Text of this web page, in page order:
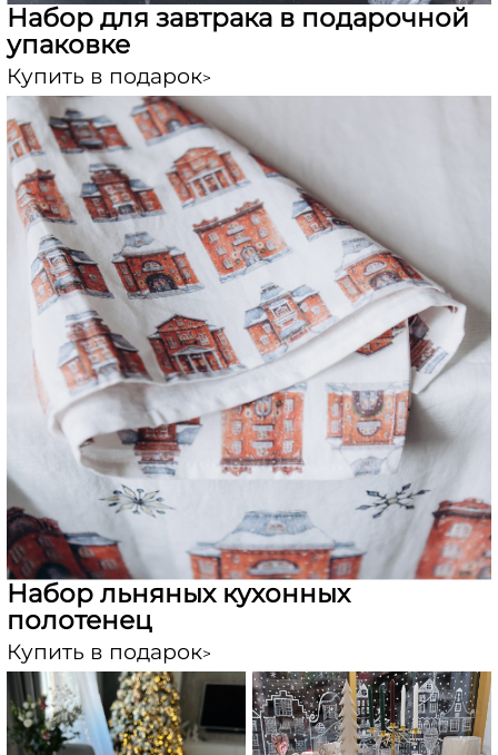
Набор для завтрака в подарочной
упаковке
Купить в подарок>
Набор льняных кухонных
полотенец
Купить в подарок>